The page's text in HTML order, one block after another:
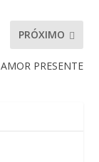
PRÓXIMO
AMOR PRESENTE